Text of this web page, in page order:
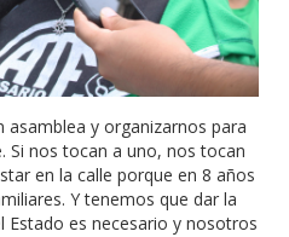
asamblea y organizarnos para
Si nos tocan a uno, nos tocan
en la calle porque en 8 años
Y tenemos que dar la
Estado es necesario y nosotros